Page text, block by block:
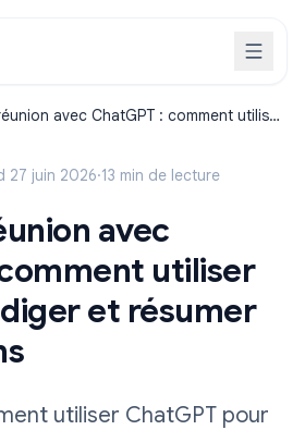
avec ChatGPT : comment utiliser
27 juin 2026·13 min de lecture
avec
utiliser
et résumer
utiliser ChatGPT pour